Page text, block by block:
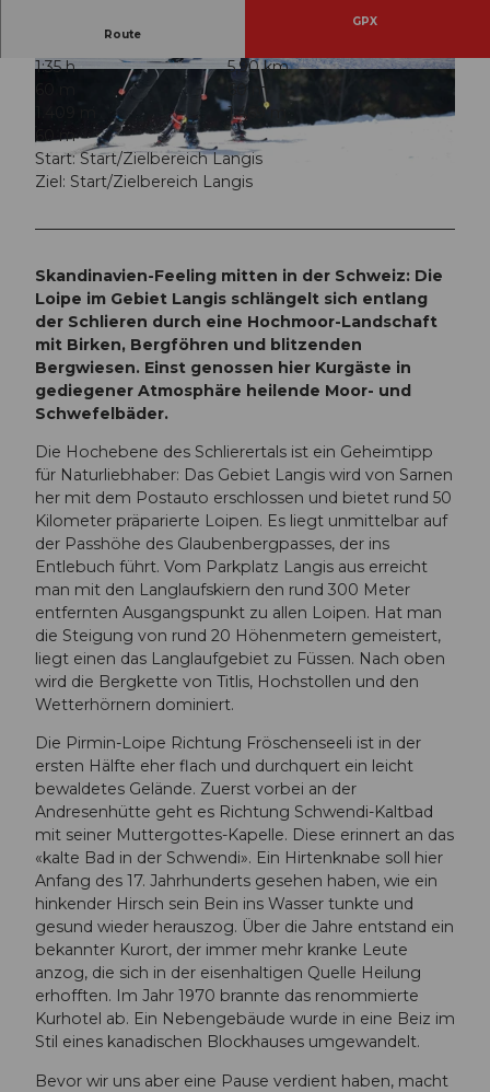
© Obwalden Tourismus, Obwalden Tourismus
© Obwalden Tourismus, Obwalden Tourismus © Obwalden Tourismus, Obwalden Tourismus
Route
GPX
1:35 h
5,90 km
60 m
1.469 m
60 m
Start: Start/Zielbereich Langis
Ziel: Start/Zielbereich Langis
Skandinavien-Feeling mitten in der Schweiz: Die
Loipe im Gebiet Langis schlängelt sich entlang
der Schlieren durch eine Hochmoor-Landschaft
mit Birken, Bergföhren und blitzenden
Bergwiesen. Einst genossen hier Kurgäste in
gediegener Atmosphäre heilende Moor- und
Schwefelbäder.
Die Hochebene des Schlierertals ist ein Geheimtipp
für Naturliebhaber: Das Gebiet Langis wird von Sarnen
her mit dem Postauto erschlossen und bietet rund 50
Kilometer präparierte Loipen. Es liegt unmittelbar auf
der Passhöhe des Glaubenbergpasses, der ins
Entlebuch führt. Vom Parkplatz Langis aus erreicht
man mit den Langlaufskiern den rund 300 Meter
entfernten Ausgangspunkt zu allen Loipen. Hat man
die Steigung von rund 20 Höhenmetern gemeistert,
liegt einen das Langlaufgebiet zu Füssen. Nach oben
wird die Bergkette von Titlis, Hochstollen und den
Wetterhörnern dominiert.
Die Pirmin-Loipe Richtung Fröschenseeli ist in der
ersten Hälfte eher flach und durchquert ein leicht
bewaldetes Gelände. Zuerst vorbei an der
Andresenhütte geht es Richtung Schwendi-Kaltbad
mit seiner Muttergottes-Kapelle. Diese erinnert an das
«kalte Bad in der Schwendi». Ein Hirtenknabe soll hier
Anfang des 17. Jahrhunderts gesehen haben, wie ein
hinkender Hirsch sein Bein ins Wasser tunkte und
gesund wieder herauszog. Über die Jahre entstand ein
bekannter Kurort, der immer mehr kranke Leute
anzog, die sich in der eisenhaltigen Quelle Heilung
erhofften. Im Jahr 1970 brannte das renommierte
Kurhotel ab. Ein Nebengebäude wurde in eine Beiz im
Stil eines kanadischen Blockhauses umgewandelt.
Bevor wir uns aber eine Pause verdient haben, macht